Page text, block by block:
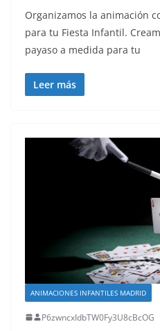
Organizamos la animación
para tu Fiesta Infantil.
payaso a medida para tu
Leer más
ANIMACIONES INFANTILES MADRID
P6zwncxIdbTW0Fy3U8cBcOG